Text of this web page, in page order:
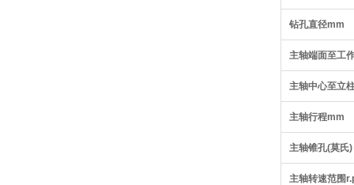
钻孔直径mm
主轴端面至工
主轴中心至立
主轴行程mm
主轴锥孔(莫氏)
主轴转速范围